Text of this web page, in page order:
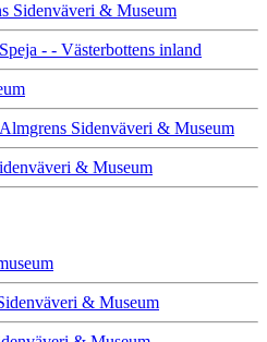
Sidenväveri & Museum
- - Västerbottens inland
Sidenväveri & Museum
& Museum
& Museum